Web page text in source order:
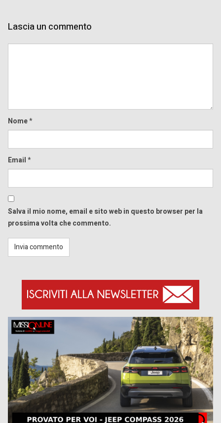
Lascia un commento
Nome*
Email*
Salva il mio nome, email e sito web in questo browser per la
prossima volta che commento.